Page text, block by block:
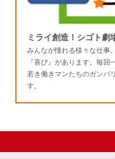
ミライ創造！シゴト劇
みんなが憧れる様々な仕事
『喜び』があります。毎回
若き働きマンたちのガンバ
す。